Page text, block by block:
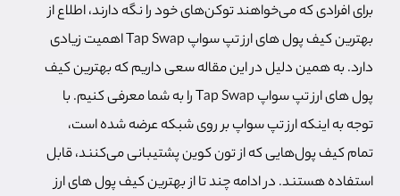
برای افرادی که می‌خواهند توکن‌های خود را نگه دارند، اطلاع از
بهترین کیف پول های ارز تپ سواپ Tap Swap اهمیت زیادی
دارد. به همین دلیل در این مقاله سعی داریم که بهترین کیف
پول‌ های ارز تپ سواپ Tap Swap را به شما معرفی کنیم. با
توجه به اینکه ارز تپ سواپ بر روی شبکه عرضه شده است،
تمام کیف پول‌هایی که از تون کوین پشتیبانی می‌کنند، قابل
استفاده هستند. در ادامه چند تا از بهترین کیف پول‌ های ارز